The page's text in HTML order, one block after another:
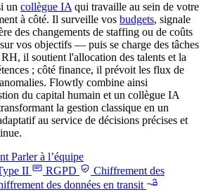
un collègue IA qui travaille au sein de votre
à côté. Il surveille vos budgets, signale
des changements de staffing ou de coûts
vos objectifs — puis se charge des tâches
il soutient l'allocation des talents et la
; côté finance, il prévoit les flux de
Flowtly combine ainsi
du capital humain et un collègue IA
la gestion classique en un
au service de décisions précises et
Parler à l’équipe
II RGPD
Chiffrement des
des données en transit